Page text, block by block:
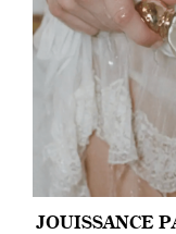
JOUISSANCE